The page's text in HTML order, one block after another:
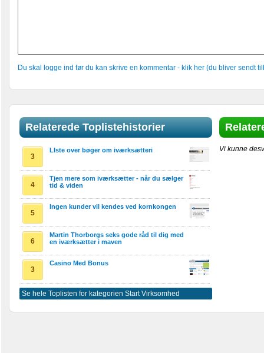
Du skal logge ind før du kan skrive en kommentar - klik her (du bliver sendt
Relaterede Toplistehistorier
3
LIste over bøger om iværksætteri
4
Tjen mere som iværksætter - når du sælger
tid & viden
5
Ingen kunder vil kendes ved kornkongen
6
Martin Thorborgs seks gode råd til dig med
en iværksætter i maven
3
Casino Med Bonus
Se hele Toplisten for kategorien Start Virksomhed
Vi kunne